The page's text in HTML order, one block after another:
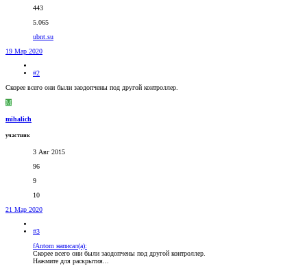
443
5.065
ubnt.su
19 Мар 2020
#2
Скорее всего они были заодопчены под другой контроллер.
M
mihalich
участник
3 Авг 2015
96
9
10
21 Мар 2020
#3
fAntom написал(а):
Скорее всего они были заодопчены под другой контроллер.
Нажмите для раскрытия...